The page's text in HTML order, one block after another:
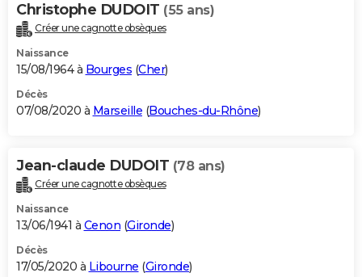
Christophe DUDOIT (55 ans)
Créer une cagnotte obsèques
Naissance
15/08/1964 à Bourges (Cher)
Décès
07/08/2020 à Marseille (Bouches-du-Rhône)
Jean-claude DUDOIT (78 ans)
Créer une cagnotte obsèques
Naissance
13/06/1941 à Cenon (Gironde)
Décès
17/05/2020 à Libourne (Gironde)